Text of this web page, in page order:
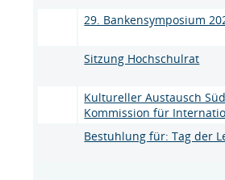
29. Bankensymposium
Sitzung Hochschulrat
Kultureller Austausch
Kommission für
Bestuhlung für: Tag der